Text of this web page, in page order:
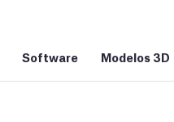
Software Modelos 3D